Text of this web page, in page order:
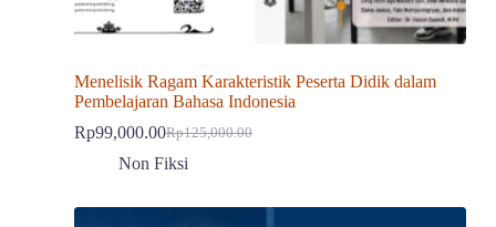
Menelisik Ragam Karakteristik Peserta Didik dalam
Pembelajaran Bahasa Indonesia
Rp125,000.00
Harga
aslinya
Rp99,000.00Harga
saat
Non Fiksi